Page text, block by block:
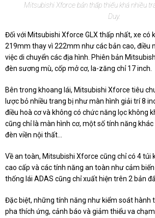
Mitsubishi Xforce bản thấp thiếu khá nhiều
Duy.
Đối với Mitsubishi Xforce GLX thấp nhất, xe có
219mm thay vì 222mm như các bản cao, điều
việc di chuyển các địa hình. Phiên bản
đèn sương mù, cốp mở cơ, la-zăng chỉ 17 inch.
Bên trong khoang lái, Mitsubishi Xforce tiêu
lược bỏ nhiều trang bị như màn hình giải trí 8
điều hoà cơ và không có chức năng lọc không
cũng chỉ là màn hình cơ, một số tính năng
đèn viền nội thất...
Về an toàn, Mitsubishi Xforce cũng chỉ có 4 túi
cao cấp và các tính năng an toàn như cảm
thống lái ADAS cũng chỉ xuất hiện trên 2 bản
Đặc biệt, những tính năng như kiểm soát hành
pha thích ứng, cảnh báo và giảm thiểu va